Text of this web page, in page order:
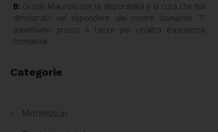
B: Grazie Maurizio per la disponibilità e la cura che hai
dimostrato nel rispondere alle nostre domande. Ti
aspettiamo presto a Lecce per un’altra esperienza
formativa!
Categorie
Montessori